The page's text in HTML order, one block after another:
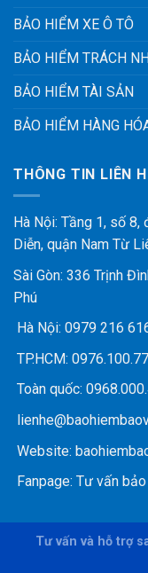
BẢO HIỂM XE Ô TÔ
BẢO HIỂM TRÁCH
BẢO HIỂM TÀI SẢN
BẢO HIỂM HÀNG
THÔNG TIN LIÊN
Hà Nội: Tầng 1, số 8,
Diễn, quận Nam Từ
Sài Gòn: 336 Trịnh
Phú
Hà Nội: 0979 216
TP.HCM:
Toàn quốc:
Website:
Fanpage: Tư vấn
Tư vấn và hỗ trợ